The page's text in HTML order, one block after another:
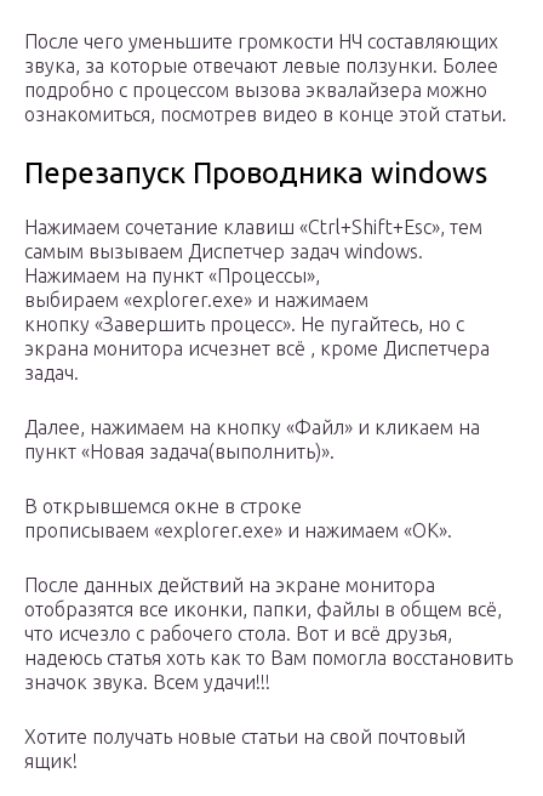
После чего уменьшите громкости НЧ составляющих
звука, за которые отвечают левые ползунки. Более
подробно с процессом вызова эквалайзера можно
ознакомиться, посмотрев видео в конце этой статьи.
Перезапуск Проводника windows
Нажимаем сочетание клавиш «Ctrl+Shift+Esc», тем
самым вызываем Диспетчер задач windows.
Нажимаем на пункт «Процессы»,
выбираем «explorer.exe» и нажимаем
кнопку «Завершить процесс». Не пугайтесь, но с
экрана монитора исчезнет всё , кроме Диспетчера
задач.
Далее, нажимаем на кнопку «Файл» и кликаем на
пункт «Новая задача(выполнить)».
В открывшемся окне в строке
прописываем «explorer.exe» и нажимаем «OK».
После данных действий на экране монитора
отобразятся все иконки, папки, файлы в общем всё,
что исчезло с рабочего стола. Вот и всё друзья,
надеюсь статья хоть как то Вам помогла восстановить
значок звука. Всем удачи!!!
Хотите получать новые статьи на свой почтовый
ящик!